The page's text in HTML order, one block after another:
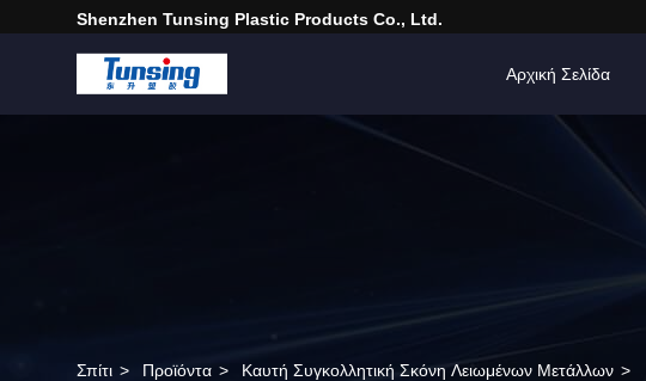
Shenzhen Tunsing Plastic Products Co., Ltd.
Αρχική Σελίδα
Σπίτι > Προϊόντα > Καυτή Συγκολλητική Σκόνη Λειωμένων Μετάλλων >